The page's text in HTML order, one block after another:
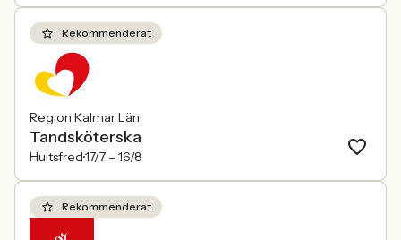
Rekommenderat
Region Kalmar Län
Tandsköterska
Hultsfred17/7 – 16/8
Rekommenderat